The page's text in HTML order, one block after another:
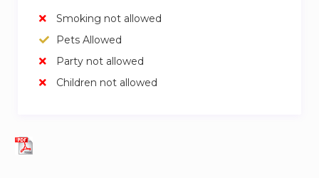
Smoking not allowed
Pets Allowed
Party not allowed
Children not allowed